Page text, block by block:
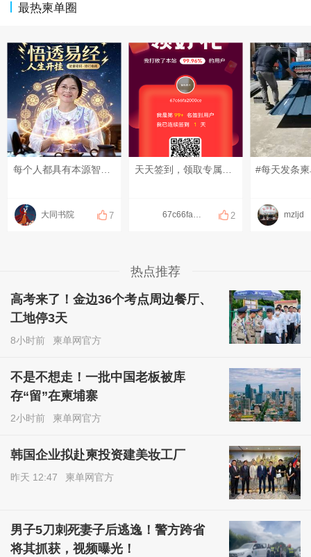
最热柬单圈
大同书院 7 67c66fa2000ce 2
#每天发条
mzljd
热点推荐
高考来了！金边36个考点周边餐厅、
工地停3天
8小时前 柬单网官方
不是不想走！一批中国老板被库
存“留”在柬埔寨
2小时前 柬单网官方
韩国企业拟赴柬投资建美妆工厂
昨天 12:47 柬单网官方
男子5刀刺死妻子后逃逸！警方跨省
将其抓获，视频曝光！